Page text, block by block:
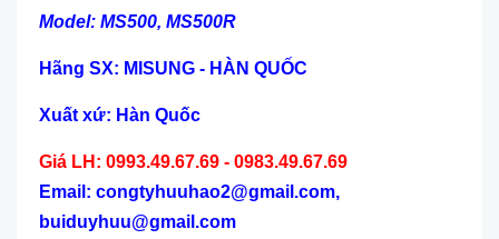
Model: MS500, MS500R
Hãng SX: MISUNG - HÀN QUỐC
Xuất xứ: Hàn Quốc
Giá LH: 0993.49.67.69 - 0983.49.67.69
Email: congtyhuuhao2@gmail.com,
buiduyhuu@gmail.com